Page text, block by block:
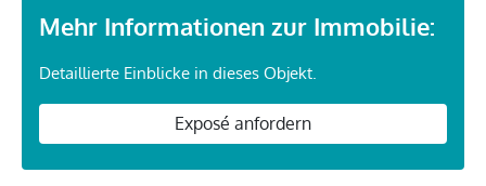
Mehr Informationen zur Immobilie:
Detaillierte Einblicke in dieses Objekt.
Exposé anfordern